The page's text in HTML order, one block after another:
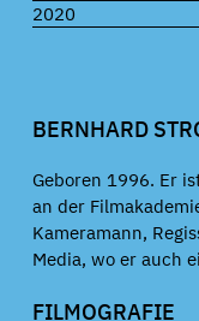
2020
BERNHARD
Geboren 1996. Er
an der
Kameramann,
Media, wo er auch
FILMOGRAFIE